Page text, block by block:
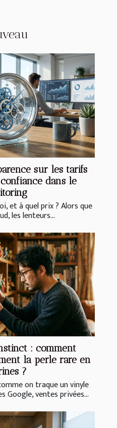
sur les tarifs
dans le
et à quel prix ? Alors que
les lenteurs...
: comment
la perle rare en
?
on traque un vinyle
Google, ventes privées...